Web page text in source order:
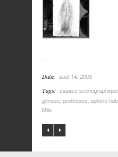
Date: août 14, 2003
Tags: espace scénographique
génèse prothèses sphère
Milo